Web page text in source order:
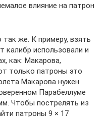
влияние на патрон
же. К примеру, взять
калибр использовали и
как: Макарова,
только патроны это
Макарова нужен
Парабеллуме
Чтобы пострелять из
патроны 9 × 17